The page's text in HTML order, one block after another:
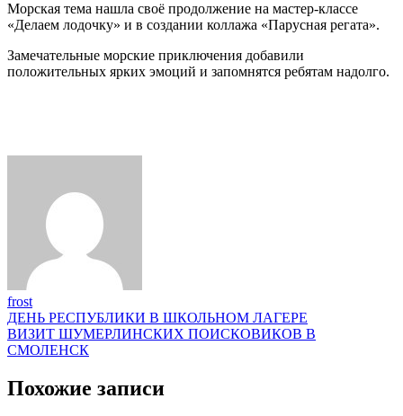
Морская тема нашла своё продолжение на мастер-классе
«Делаем лодочку» и в создании коллажа «Парусная регата».
Замечательные морские приключения добавили
положительных ярких эмоций и запомнятся ребятам надолго.
frost
Навигация
по
ДЕНЬ РЕСПУБЛИКИ В ШКОЛЬНОМ ЛАГЕРЕ
ВИЗИТ ШУМЕРЛИНСКИХ ПОИСКОВИКОВ В
СМОЛЕНСК
Похожие записи